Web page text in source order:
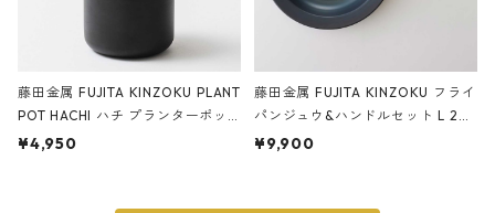
藤田金属 FUJITA KINZOKU PLANT
POT HACHI ハチ プランターポッ
ト 3号 ブラック
¥4,950
藤田金属 FUJITA KINZOKU フライ
パンジュウ&ハンドルセット L 24c
m ガス火・IH対応 鉄フライパン
¥9,900